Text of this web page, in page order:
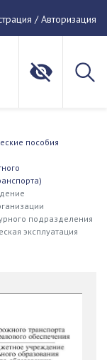
/ Авторизация
пособия
подразделения
эксплуатация